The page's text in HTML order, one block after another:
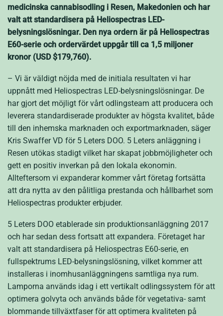
medicinska cannabisodling i Resen, Makedonien och har
valt att standardisera på Heliospectras LED-
belysningslösningar. Den nya ordern är på Heliospectras
E60-serie och ordervärdet uppgår till ca 1,5 miljoner
kronor (USD $179,760).
– Vi är väldigt nöjda med de initiala resultaten vi har
uppnått med Heliospectras LED-belysningslösningar. De
har gjort det möjligt för vårt odlingsteam att producera och
leverera standardiserade produkter av högsta kvalitet, både
till den inhemska marknaden och exportmarknaden, säger
Kris Swaffer VD för 5 Leters DOO. 5 Leters anläggning i
Resen utökas stadigt vilket har skapat jobbmöjligheter och
gett en positiv inverkan på den lokala ekonomin.
Allteftersom vi expanderar kommer vårt företag fortsätta
att dra nytta av den pålitliga prestanda och hållbarhet som
Heliospectras produkter erbjuder.
5 Leters DOO etablerade sin produktionsanläggning 2017
och har sedan dess fortsatt att expandera. Företaget har
valt att standardisera på Heliospectras E60-serie, en
fullspektrums LED-belysningslösning, vilket kommer att
installeras i inomhusanläggningens samtliga nya rum.
Lamporna används idag i ett vertikalt odlingssystem för att
optimera golvyta och används både för vegetativa- samt
blommande tillväxtfaser för att optimera kvaliteten på